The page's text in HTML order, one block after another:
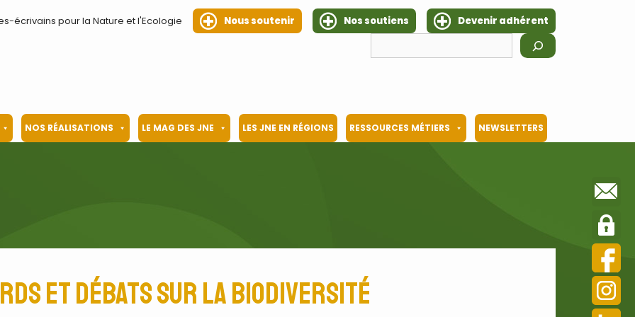
écrivains pour la Nature et l'Ecologie Nous soutenir Nos soutiens
Devenir adhérent
NOS RÉALISATIONS LE MAG DES JNE LES JNE EN RÉGIONS RESSOURCES MÉTIERS NEWSLETTERS
et débats sur la biodiversité